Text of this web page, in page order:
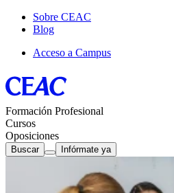
Sobre CEAC
Blog
Acceso a Campus
Formación Profesional
Cursos
Oposiciones
Buscar Infórmate ya